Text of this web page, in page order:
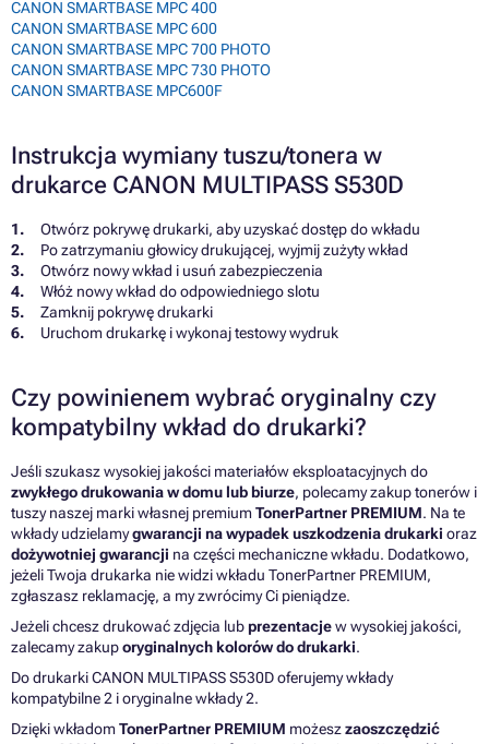
CANON SMARTBASE MPC 400
CANON SMARTBASE MPC 600
CANON SMARTBASE MPC 700 PHOTO
CANON SMARTBASE MPC 730 PHOTO
CANON SMARTBASE MPC600F
Instrukcja wymiany tuszu/tonera w
drukarce CANON MULTIPASS S530D
Otwórz pokrywę drukarki, aby uzyskać dostęp do wkładu
Po zatrzymaniu głowicy drukującej, wyjmij zużyty wkład
Otwórz nowy wkład i usuń zabezpieczenia
Włóż nowy wkład do odpowiedniego slotu
Zamknij pokrywę drukarki
Uruchom drukarkę i wykonaj testowy wydruk
Czy powinienem wybrać oryginalny czy
kompatybilny wkład do drukarki?
Jeśli szukasz wysokiej jakości materiałów eksploatacyjnych do
zwykłego drukowania w domu lub biurze, polecamy zakup tonerów i
tuszy naszej marki własnej premiumTonerPartner PREMIUM. Na te
wkłady udzielamygwarancji na wypadek uszkodzenia drukarki oraz
dożywotniej gwarancji na części mechaniczne wkładu. Dodatkowo,
jeżeli Twoja drukarka nie widzi wkładu TonerPartner PREMIUM,
zgłaszasz reklamację, a my zwrócimy Ci pieniądze.
Jeżeli chcesz drukować zdjęcia lubprezentacjew wysokiej jakości,
zalecamy zakuporyginalnych kolorów do drukarki.
Do drukarki CANON MULTIPASS S530D oferujemy wkłady
kompatybilne 2 i oryginalne wkłady 2.
Dzięki wkładomTonerPartner PREMIUM możeszzaoszczędzić